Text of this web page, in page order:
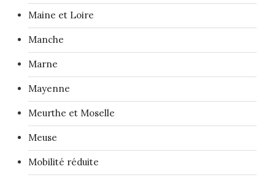
Maine et Loire
Manche
Marne
Mayenne
Meurthe et Moselle
Meuse
Mobilité réduite